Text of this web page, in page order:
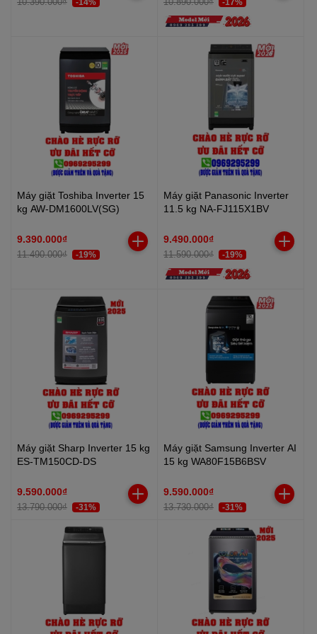
Máy giặt Toshiba Inverter 15
kg AW-DM1600LV(SG)
9.390.000₫
11.490.000₫ -19%
Máy giặt Panasonic Inverter
11.5 kg NA-FJ115X1BV
9.490.000₫
11.590.000₫ -19%
Máy giặt Sharp Inverter 15 kg
ES-TM150CD-DS
9.590.000₫
13.790.000₫ -31%
Máy giặt Samsung Inverter AI
15 kg WA80F15B6BSV
9.590.000₫
13.730.000₫ -31%